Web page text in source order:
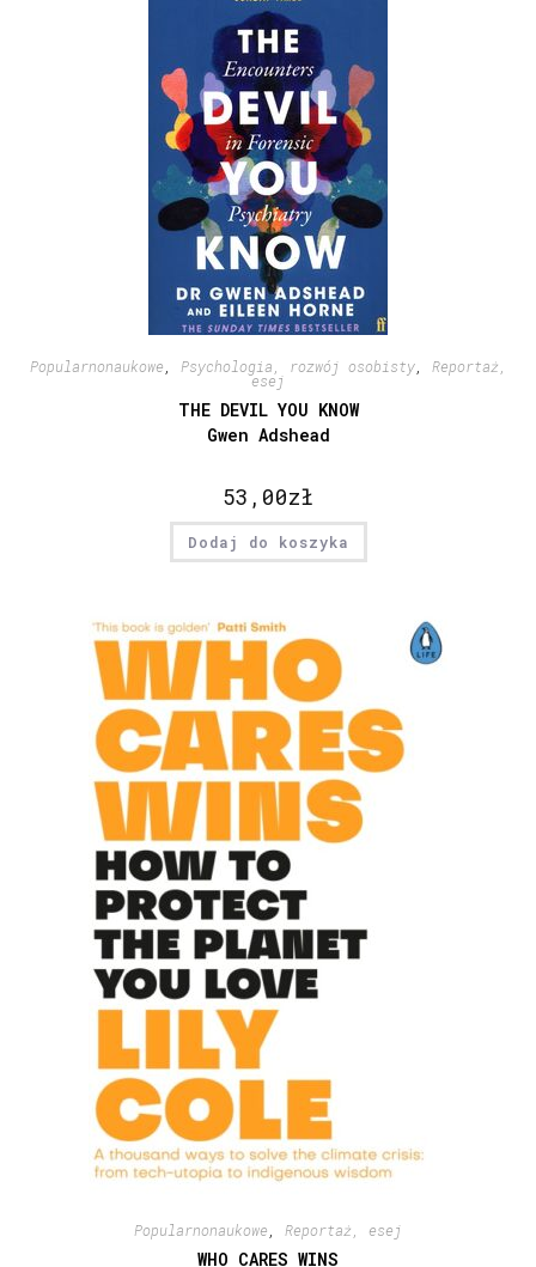
Popularnonaukowe Psychologia, rozwój osobisty, Reportaż,
esej
THE DEVIL YOU KNOW
Gwen Adshead
53,00zł
Dodaj do koszyka
Popularnonaukowe Reportaż, esej
WHO CARES WINS